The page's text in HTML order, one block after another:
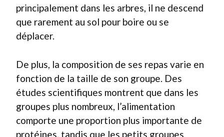
principalement dans les arbres, il ne descend
que rarement au sol pour boire ou se
déplacer.
De plus, la composition de ses repas varie en
fonction de la taille de son groupe. Des
études scientifiques montrent que dans les
groupes plus nombreux, l’alimentation
comporte une proportion plus importante de
protéines, tandis que les petits groupes